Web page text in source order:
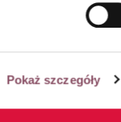
Pokaż szczegóły